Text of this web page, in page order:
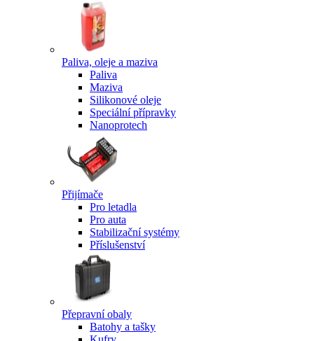
Paliva, oleje a maziva
Paliva
Maziva
Silikonové oleje
Speciální přípravky
Nanoprotech
Přijímače
Pro letadla
Pro auta
Stabilizační systémy
Příslušenství
Přepravní obaly
Batohy a tašky